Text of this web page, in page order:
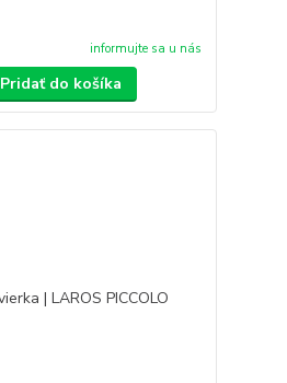
informujte sa u nás
Pridať do košíka